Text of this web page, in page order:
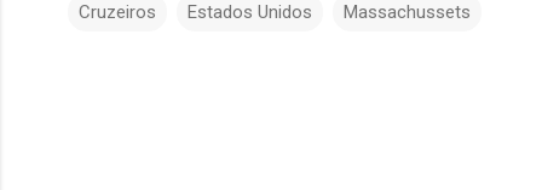
Cruzeiros Estados Unidos Massachussets